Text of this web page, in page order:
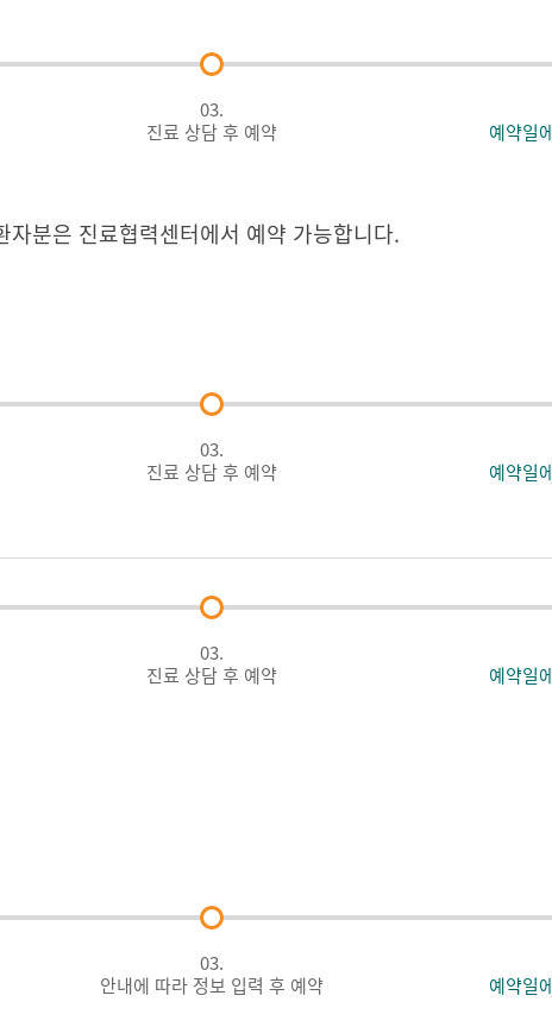
03.
진료 상담 후 예약
예약일
분은 진료협력센터에서 예약 가능합니다.
03.
진료 상담 후 예약
예약일
03.
진료 상담 후 예약
예약일
03.
안내에 따라 정보 입력 후 예약
예약일